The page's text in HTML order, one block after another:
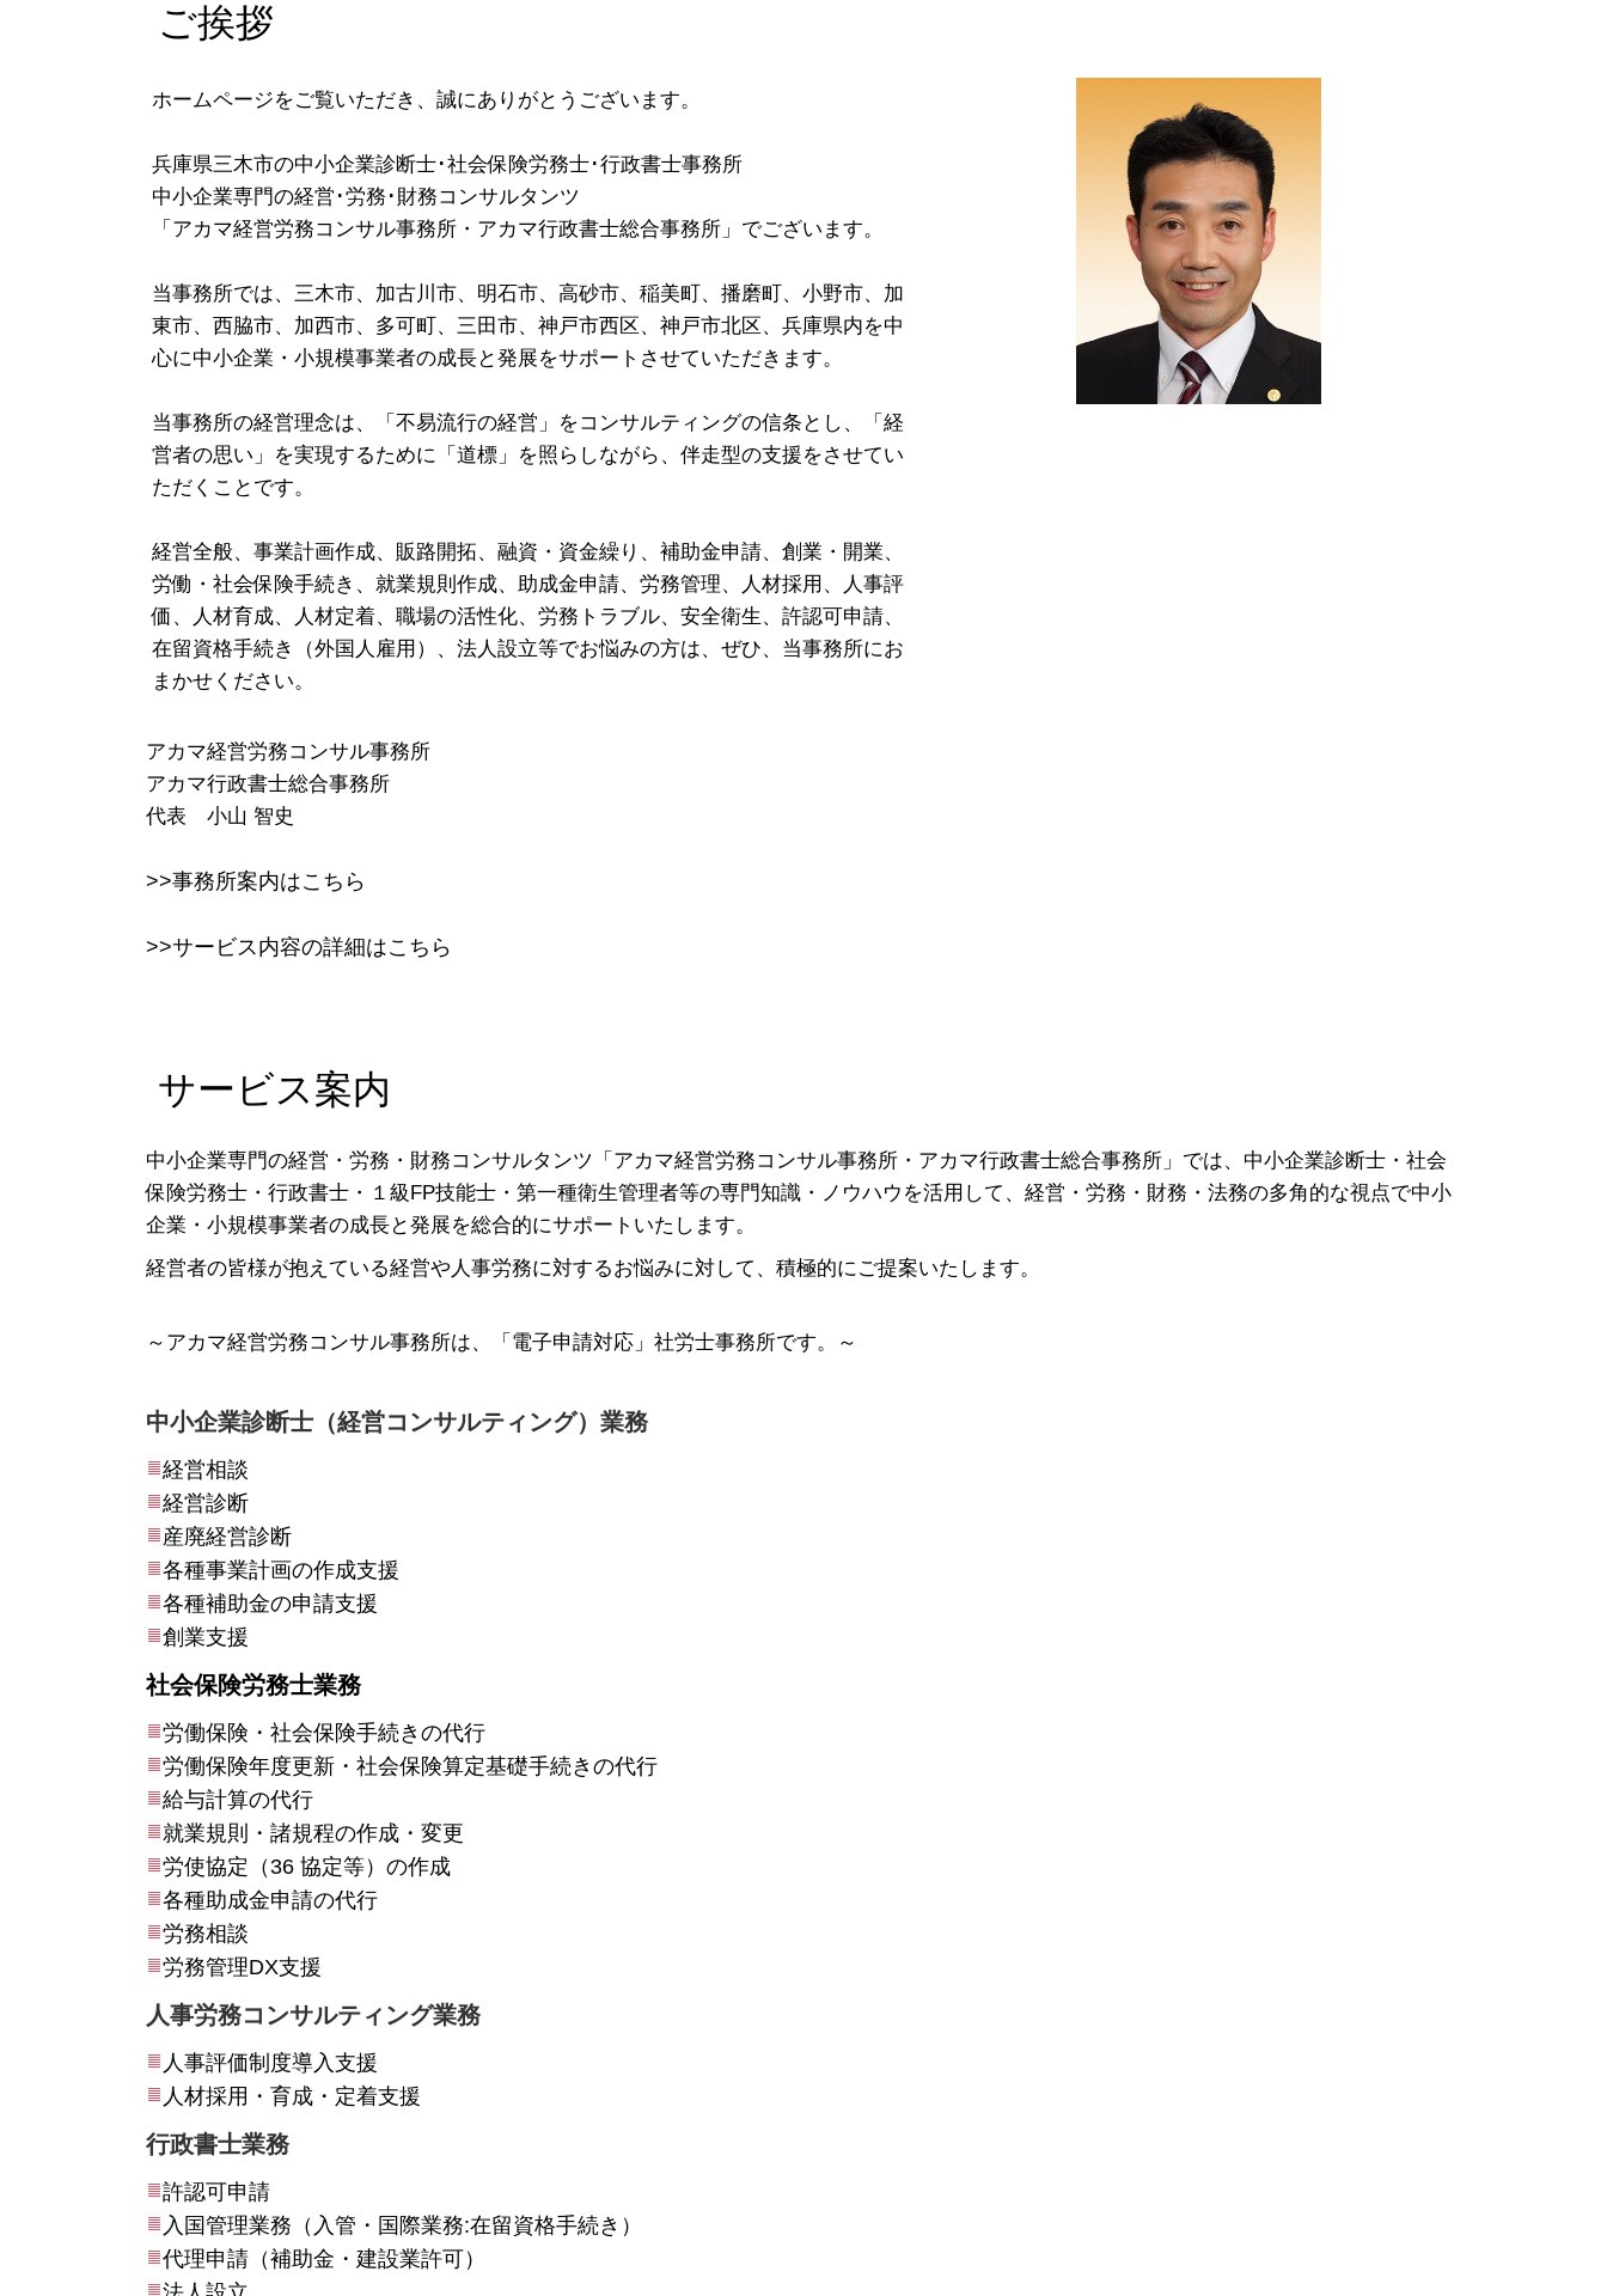
ご挨拶
ホームページをご覧いただき、誠にありがとうございます。
兵庫県三木市の中小企業診断士･社会保険労務士･行政書士事務所
中小企業専門の経営･労務･財務コンサルタンツ
「アカマ経営労務コンサル事務所・アカマ行政書士総合事務所」でございます。
当事務所では、三木市、加古川市、明石市、高砂市、稲美町、播磨町、小野市、加
東市、西脇市、加西市、多可町、三田市、神戸市西区、神戸市北区、兵庫県内を中
心に中小企業・小規模事業者の成長と発展をサポートさせていただきます。
当事務所の経営理念は、「不易流行の経営」をコンサルティングの信条とし、「経
営者の思い」を実現するために「道標」を照らしながら、伴走型の支援をさせてい
ただくことです。
経営全般、事業計画作成、販路開拓、融資・資金繰り、補助金申請、創業・開業、
労働・社会保険手続き、就業規則作成、助成金申請、労務管理、人材採用、人事評
価、人材育成、人材定着、職場の活性化、労務トラブル、安全衛生、許認可申請、
在留資格手続き（外国人雇用）、法人設立等でお悩みの方は、ぜひ、当事務所にお
まかせください。
アカマ経営労務コンサル事務所
アカマ行政書士総合事務所
代表 小山 智史
>>事務所案内はこちら
>>サービス内容の詳細はこちら
サービス案内
中小企業専門の経営・労務・財務コンサルタンツ「アカマ経営労務コンサル事務所・アカマ行政書士総合事務所」では、中小企業診断士・社会
保険労務士・行政書士・１級FP技能士・第一種衛生管理者等の専門知識・ノウハウを活用して、経営・労務・財務・法務の多角的な視点で中小
企業・小規模事業者の成長と発展を総合的にサポートいたします。
経営者の皆様が抱えている経営や人事労務に対するお悩みに対して、積極的にご提案いたします。
～アカマ経営労務コンサル事務所は、「電子申請対応」社労士事務所です。～
中小企業診断士（経営コンサルティング）業務
経営相談
経営診断
産廃経営診断
各種事業計画の作成支援
各種補助金の申請支援
創業支援
社会保険労務士業務
労働保険・社会保険手続きの代行
労働保険年度更新・社会保険算定基礎手続きの代行
給与計算の代行
就業規則・諸規程の作成・変更
労使協定（36 協定等）の作成
各種助成金申請の代行
労務相談
労務管理DX支援
人事労務コンサルティング業務
人事評価制度導入支援
人材採用・育成・定着支援
行政書士業務
許認可申請
入国管理業務（入管・国際業務:在留資格手続き）
代理申請（補助金・建設業許可）